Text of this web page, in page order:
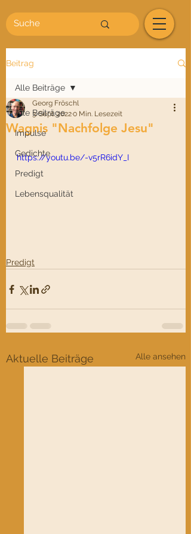
Beitrag
Alle Beiträge
Impulse
Gedichte
Predigt
Lebensqualität
Alle Beiträge
Wagnis "Nachfolge Jesu"
Georg Fröschl
3. Sept. 20220 Min. Lesezeit
https://youtu.be/-v5rR6idY_I
Predigt
Aktuelle Beiträge Alle ansehen